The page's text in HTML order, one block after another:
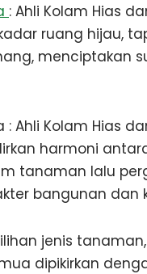
: Ahli Kolam Hias
ruang hijau,
menciptakan
: Ahli Kolam Hias
harmoni
tanaman lalu
bangunan dan
jenis
dipikirkan